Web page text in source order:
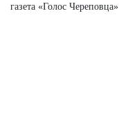
газета «Голос Череповца»